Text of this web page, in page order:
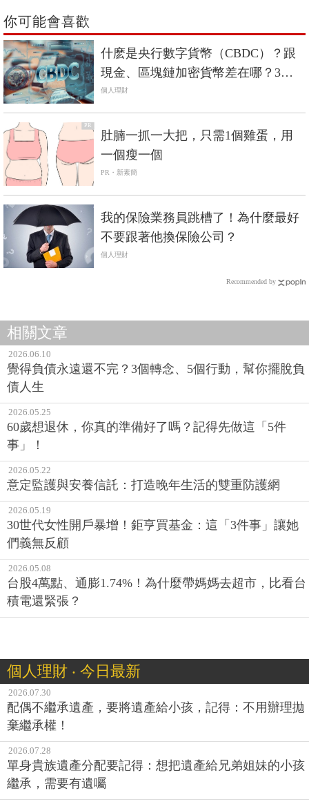
你可能會喜歡
什麽是央行數字貨幣（CBDC）？跟
現金、區塊鏈加密貨幣差在哪？3分
鐘看懂CBDC是什麽
個人理財
PR
肚腩一抓一大把，只需1個雞蛋，用
一個瘦一個
PR・新素簡
我的保險業務員跳槽了！為什麼最好
不要跟著他換保險公司？
個人理財
Recommended by
相關文章
2026.06.10
覺得負債永遠還不完？3個轉念、5個行動，幫你擺脫負
債人生
2026.05.25
60歲想退休，你真的準備好了嗎？記得先做這「5件
事」！
2026.05.22
意定監護與安養信託：打造晚年生活的雙重防護網
2026.05.19
30世代女性開戶暴增！鉅亨買基金：這「3件事」讓她
們義無反顧
2026.05.08
台股4萬點、通膨1.74%！為什麼帶媽媽去超市，比看台
積電還緊張？
個人理財 ‧ 今日最新
2026.07.30
配偶不繼承遺產，要將遺產給小孩，記得：不用辦理拋
棄繼承權！
2026.07.28
單身貴族遺產分配要記得：想把遺產給兄弟姐妹的小孩
繼承，需要有遺囑